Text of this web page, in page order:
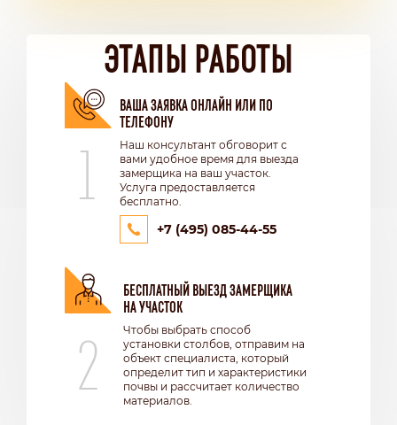
ЭТАПЫ РАБОТЫ
1
ВАША ЗАЯВКА ОНЛАЙН ИЛИ ПО
ТЕЛЕФОНУ
Наш консультант обговорит с
вами удобное время для выезда
замерщика на ваш участок.
Услуга предоставляется
бесплатно.
+7 (495) 085-44-55
2
БЕСПЛАТНЫЙ ВЫЕЗД ЗАМЕРЩИКА
НА УЧАСТОК
Чтобы выбрать способ
установки столбов, отправим на
объект специалиста, который
определит тип и характеристики
почвы и рассчитает количество
материалов.